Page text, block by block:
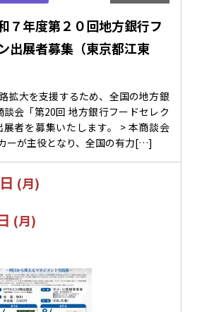
７年度第２０回地方銀行フ
出展者募集（東京都江東
拡大を支援するため、全国の地方銀
会「第20回 地方銀行フードセレク
者を募集いたします。 > 本商談会
ーが主役となり、全国の有力[…]
(月)
(月)